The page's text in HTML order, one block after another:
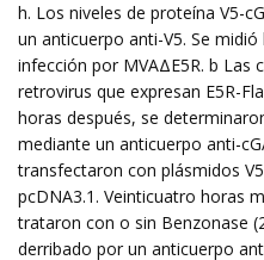
h. Los niveles de proteína V5-
un anticuerpo anti-V5. Se
infección por MVAΔE5R. b Las
retrovirus que expresan E5R-
horas después, se
mediante un anticuerpo anti-
transfectaron con plásmidos
pcDNA3.1. Veinticuatro horas
trataron con o sin Benzonase
derribado por un anticuerpo